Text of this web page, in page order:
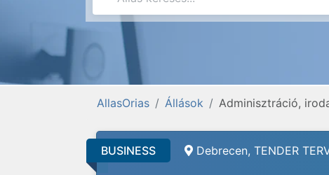
AllasOrias Állások Adminisztráció,
BUSINESS Debrecen, TENDER